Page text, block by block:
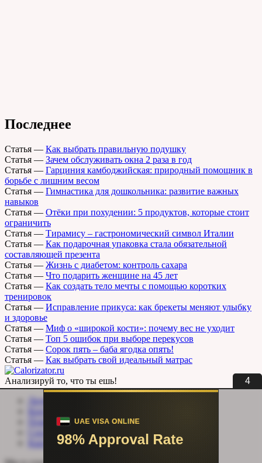
3
Последнее
Статья — Как выбрать правильную подушку
Статья — Зачем обслуживать окна 2 раза в год
Статья — Гарциния камбоджийская: природный помощник в
борьбе с лишним весом
Статья — Гимнастика для дошкольника: развитие важных
навыков
Статья — Отёки при похудении: 5 продуктов, которые стоит
ограничить
Статья — Тирамису – гастрономический символ Италии
Статья — Как подарочная упаковка стала обязательной
составляющей презента
Статья — Жизнь с диабетом: контроль сахара
Статья — Что подарить женщине на 45 лет
Статья — Как создать тело мечты с помощью коротких
тренировок
Статья — Исправление прикуса: как брекеты меняют улыбку
и здоровье
Статья — Миф о «широкой кости»: почему вес не уходит
Статья — Топ 5 ошибок при выборе перекусов
Статья — Сорок пять – баба ягодка опять!
Статья — Как выбрать свой идеальный матрас
Анализируй то, что ты ешь!
Личный кабинет
Помощь сайту
Соцсети
Карта сайта